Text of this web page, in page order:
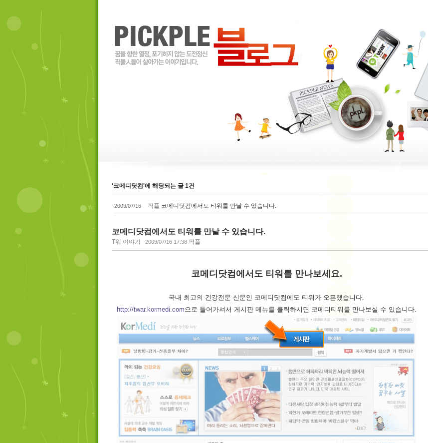
'코메디닷컴'에 해당되는 글 1건
2009/07/16 픽플 코메디닷컴에서도 티워를 만날 수 있습니다.
코메디닷컴에서도 티워를 만날 수 있습니다.
T워 이야기 2009/07/16 17:38 픽플
코메디닷컴에서도 티워를 만나보세요.
국내 최고의 건강전문 신문인 코메디닷컴에도 티워가 오픈했습니다.
http://twar.kormedi.com으로 들어가셔서 게시판 메뉴를 클릭하시면 코메디티워를 만나보실 수 있습니다.